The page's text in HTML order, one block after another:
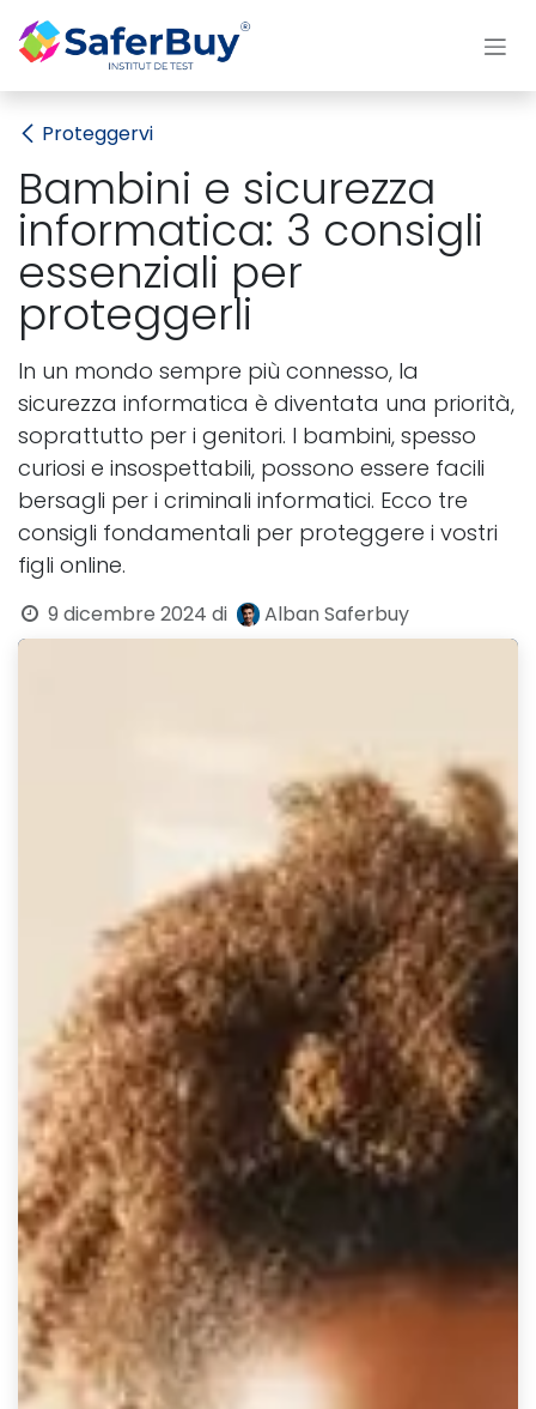
Proteggervi
Bambini e sicurezza
informatica: 3 consigli
essenziali per
proteggerli
In un mondo sempre più connesso, la
sicurezza informatica è diventata una priorità,
soprattutto per i genitori. I bambini, spesso
curiosi e insospettabili, possono essere facili
bersagli per i criminali informatici. Ecco tre
consigli fondamentali per proteggere i vostri
figli online.
9 dicembre 2024 di Alban Saferbuy